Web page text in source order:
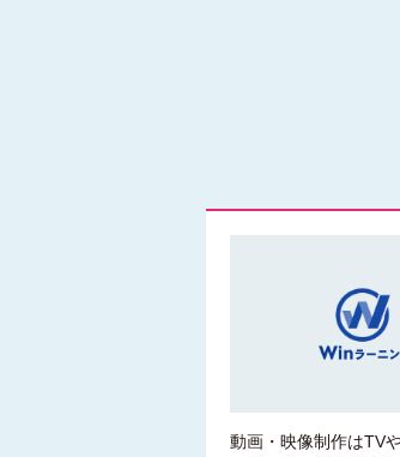
動画・映像制作はTV